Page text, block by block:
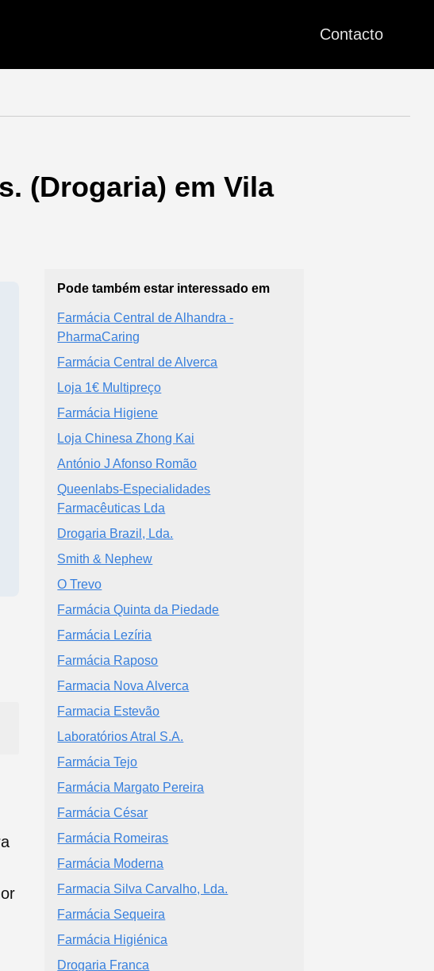
Contacto
(Drogaria) em Vila
Pode também estar interessado em
Farmácia Central de Alhandra -
PharmaCaring
Farmácia Central de Alverca
Loja 1€ Multipreço
Farmácia Higiene
Loja Chinesa Zhong Kai
António J Afonso Romão
Queenlabs-Especialidades
Farmacêuticas Lda
Drogaria Brazil, Lda.
Smith & Nephew
O Trevo
Farmácia Quinta da Piedade
Farmácia Lezíria
Farmácia Raposo
Farmacia Nova Alverca
Farmacia Estevão
Laboratórios Atral S.A.
Farmácia Tejo
Farmácia Margato Pereira
Farmácia César
Farmácia Romeiras
Farmácia Moderna
Farmacia Silva Carvalho, Lda.
Farmácia Sequeira
Farmácia Higiénica
Drogaria Franca